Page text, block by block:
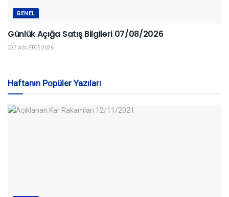
GENEL
Günlük Açığa Satış Bilgileri 07/08/2026
7 AĞUSTOS 2026
Haftanın Popüler Yazıları